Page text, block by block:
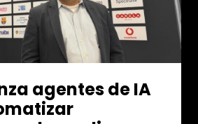
agentes de IA